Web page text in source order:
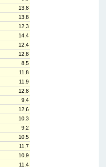
13,8
13,8
12,3
14,4
12,4
12,8
8,5
11,8
11,9
12,8
9,4
12,6
10,3
9,2
10,5
11,7
10,9
11,4